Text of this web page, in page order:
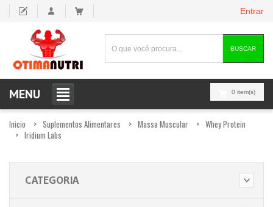
Entrar
BUSCAR
0 item(s)
MENU
Inicio Suplementos Alimentares Massa Muscular
Whey Protein
Iridium Labs
CATEGORIA